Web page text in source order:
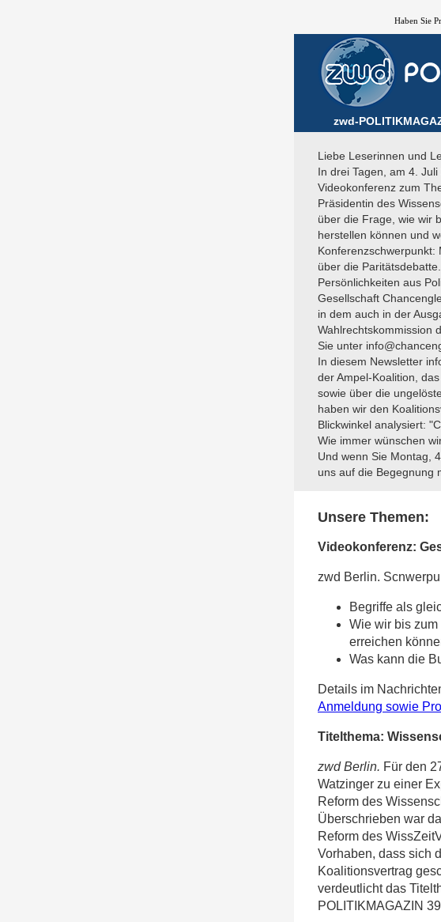
Haben Sie
zwd-
Liebe Leserinnen und
In drei Tagen, am 4.
Videokonferenz zum
Präsidentin des
über die Frage, wie wir
herstellen können und
Konferenzschwerpunkt:
über die
Persönlichkeiten aus
Gesellschaft
in dem auch in der
Wahlrechtskommission
Sie unter
In diesem Newsletter
der Ampel-Koalition,
sowie über die
haben wir den
Blickwinkel analysiert:
Wie immer wünschen
Und wenn Sie Montag,
uns auf die Begegnung
Unsere Themen:
Videokonferenz:
zwd Berlin.
Begriffe als
Wie wir bis
erreichen
Was kann die
Details im
Anmeldung sowie
Titelthema:
zwd Berlin. Für den
Watzinger zu einer
Reform des
Überschrieben war
Reform des
Vorhaben, dass sich
Koalitionsvertrag
verdeutlicht das
POLITIKMAGAZIN